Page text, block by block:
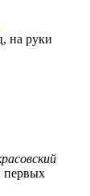
на руки
первых